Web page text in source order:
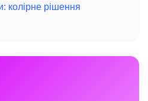
колірне рішення